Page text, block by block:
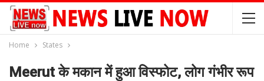
Home States
Meerut के मकान में हुआ विस्फोट, लोग गंभीर रूप